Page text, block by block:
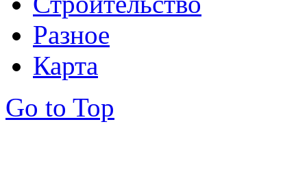
Разное
Карта
Go to Top